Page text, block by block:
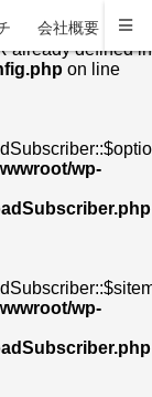
already defined in
on line
wp-
wp-
会社概要 お